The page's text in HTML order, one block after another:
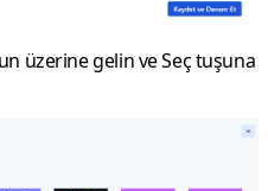
üzerine gelin veSeçtuşuna